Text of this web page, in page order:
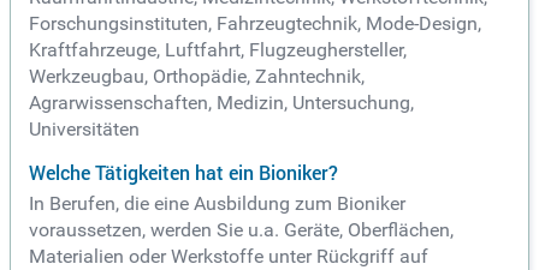
Forschungsinstituten, Fahrzeugtechnik, Mode-Design,
Kraftfahrzeuge, Luftfahrt, Flugzeughersteller,
Werkzeugbau, Orthopädie, Zahntechnik,
Agrarwissenschaften, Medizin, Untersuchung,
Universitäten
Welche Tätigkeiten hat ein Bioniker?
In Berufen, die eine Ausbildung zum Bioniker
voraussetzen, werden Sie u.a. Geräte, Oberflächen,
Materialien oder Werkstoffe unter Rückgriff auf